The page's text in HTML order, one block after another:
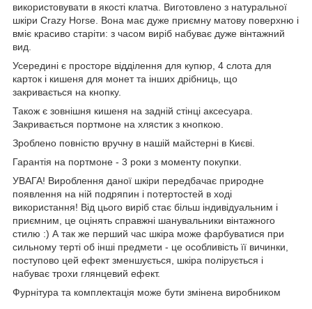
використовувати в якості клатча. Виготовлено з натуральної
шкіри Crazy Horse. Вона має дуже приємну матову поверхню і
вміє красиво старіти: з часом виріб набуває дуже вінтажний
вид.
Усередині є просторе відділення для купюр, 4 слота для
карток і кишеня для монет та інших дрібниць, що
закривається на кнопку.
Також є зовнішня кишеня на задній стінці аксесуара.
Закривається портмоне на хлястик з кнопкою.
Зроблено повністю вручну в нашій майстерні в Києві.
Гарантія на портмоне - 3 роки з моменту покупки.
УВАГА! Вироблення даної шкіри передбачає природне
появлення на ній подряпин і потертостей в ході
використання! Від цього виріб стає більш індивідуальним і
приємним, це оцінять справжні шанувальники вінтажного
стилю :) А так же перший час шкіра може фарбуватися при
сильному терті об інші предмети - це особливість її вичинки,
поступово цей ефект зменшується, шкіра полірується і
набуває трохи глянцевий ефект.
Фурнітура та комплектація може бути змінена виробником